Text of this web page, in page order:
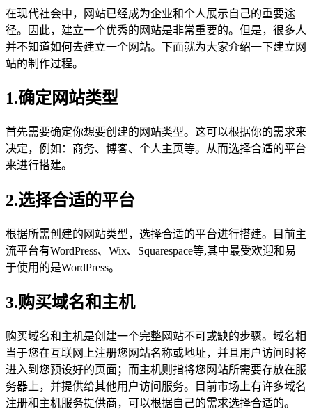
在现代社会中，网站已经成为企业和个人展示自己的重要途
径。因此，建立一个优秀的网站是非常重要的。但是，很多人
并不知道如何去建立一个网站。下面就为大家介绍一下建立网
站的制作过程。
1.确定网站类型
首先需要确定你想要创建的网站类型。这可以根据你的需求来
决定，例如：商务、博客、个人主页等。从而选择合适的平台
来进行搭建。
2.选择合适的平台
根据所需创建的网站类型，选择合适的平台进行搭建。目前主
流平台有WordPress、Wix、Squarespace等,其中最受欢迎和易
于使用的是WordPress。
3.购买域名和主机
购买域名和主机是创建一个完整网站不可或缺的步骤。域名相
当于您在互联网上注册您网站名称或地址，并且用户访问时将
进入到您预设好的页面；而主机则指将您网站所需要存放在服
务器上，并提供给其他用户访问服务。目前市场上有许多域名
注册和主机服务提供商，可以根据自己的需求选择合适的。